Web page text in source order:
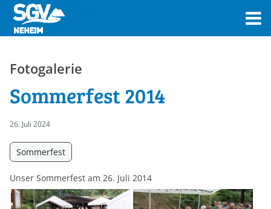
Fotogalerie
Sommerfest 2014
26. Juli 2024
Sommerfest
Unser Sommerfest am 26. Juli 2014